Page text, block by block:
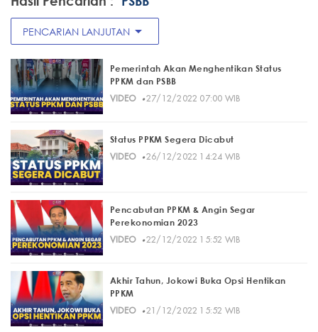
PENCARIAN LANJUTAN arrow_drop_down
Pemerintah Akan Menghentikan Status
PPKM dan PSBB
VIDEO· 27/12/2022 07:00 WIB
Status PPKM Segera Dicabut
VIDEO· 26/12/2022 14:24 WIB
Pencabutan PPKM & Angin Segar
Perekonomian 2023
VIDEO· 22/12/2022 15:52 WIB
Akhir Tahun, Jokowi Buka Opsi Hentikan
PPKM
VIDEO· 21/12/2022 15:52 WIB